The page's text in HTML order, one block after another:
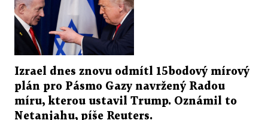
Izrael dnes znovu odmítl 15bodový mírový
plán pro Pásmo Gazy navržený Radou
míru, kterou ustavil Trump. Oznámil to
Netanjahu, píše Reuters.